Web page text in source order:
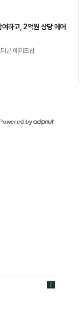
고, 2억원 상당 에어
콘 에어드랍